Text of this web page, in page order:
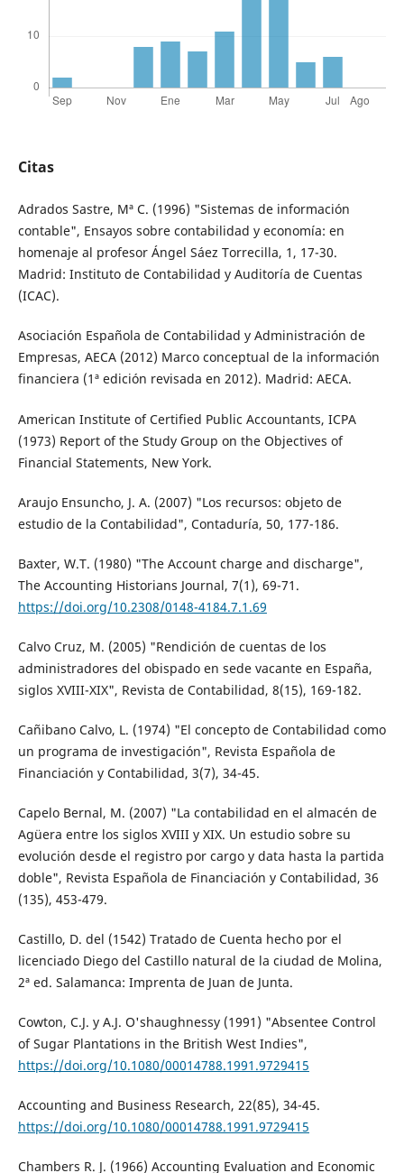
Citas
Adrados Sastre, Mª C. (1996) "Sistemas de información
contable", Ensayos sobre contabilidad y economía: en
homenaje al profesor Ángel Sáez Torrecilla, 1, 17-30.
Madrid: Instituto de Contabilidad y Auditoría de Cuentas
(ICAC).
Asociación Española de Contabilidad y Administración de
Empresas, AECA (2012) Marco conceptual de la información
financiera (1ª edición revisada en 2012). Madrid: AECA.
American Institute of Certified Public Accountants, ICPA
(1973) Report of the Study Group on the Objectives of
Financial Statements, New York.
Araujo Ensuncho, J. A. (2007) "Los recursos: objeto de
estudio de la Contabilidad", Contaduría, 50, 177-186.
Baxter, W.T. (1980) "The Account charge and discharge",
The Accounting Historians Journal, 7(1), 69-71.
https://doi.org/10.2308/0148-4184.7.1.69
Calvo Cruz, M. (2005) "Rendición de cuentas de los
administradores del obispado en sede vacante en España,
siglos XVIII-XIX", Revista de Contabilidad, 8(15), 169-182.
Cañibano Calvo, L. (1974) "El concepto de Contabilidad como
un programa de investigación", Revista Española de
Financiación y Contabilidad, 3(7), 34-45.
Capelo Bernal, M. (2007) "La contabilidad en el almacén de
Agüera entre los siglos XVIII y XIX. Un estudio sobre su
evolución desde el registro por cargo y data hasta la partida
doble", Revista Española de Financiación y Contabilidad, 36
(135), 453-479.
Castillo, D. del (1542) Tratado de Cuenta hecho por el
licenciado Diego del Castillo natural de la ciudad de Molina,
2ª ed. Salamanca: Imprenta de Juan de Junta.
Cowton, C.J. y A.J. O'shaughnessy (1991) "Absentee Control
of Sugar Plantations in the British West Indies",
https://doi.org/10.1080/00014788.1991.9729415
Accounting and Business Research, 22(85), 34-45.
https://doi.org/10.1080/00014788.1991.9729415
Chambers R. J. (1966) Accounting Evaluation and Economic